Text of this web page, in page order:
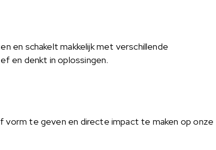
en schakelt makkelijk met verschillende
en denkt in oplossingen.
vorm te geven en directe impact te maken op onze